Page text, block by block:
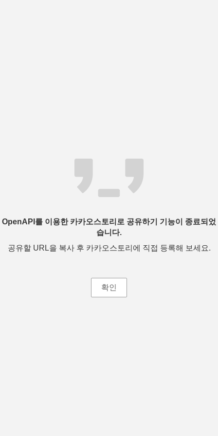
OpenAPI를 이용한 카카오스토리로 공유하기 기능이 종료되었
습니다.
공유할 URL을 복사 후 카카오스토리에 직접 등록해 보세요.
확인